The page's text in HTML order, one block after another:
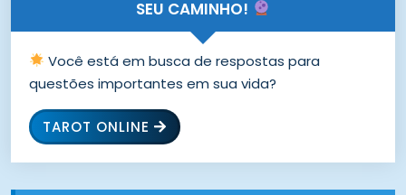
SEU CAMINHO!
Você está em busca de respostas para
questões importantes em sua vida?
TAROT ONLINE